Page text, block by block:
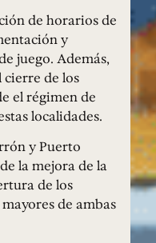
de horarios de
y
juego. Además,
cierre de los
el régimen de
localidades.
y Puerto
la mejora de la
de los
de ambas